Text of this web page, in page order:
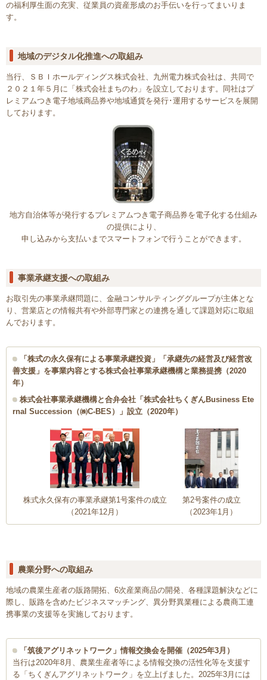
の福利厚生面の充実、従業員の資産形成のお手伝いを行ってまいりま
す。
地域のデジタル化推進への取組み
当行、ＳＢＩホールディングス株式会社、九州電力株式会社は、共同で
２０２１年５月に「株式会社まちのわ」を設立しております。同社はプ
レミアムつき電子地域商品券や地域通貨を発行･運用するサービスを展開
しております。
地方自治体等が発行するプレミアムつき電子商品券を電子化する仕組み
の提供により、
申し込みから支払いまでスマートフォンで行うことができます。
事業承継支援への取組み
お取引先の事業承継問題に、金融コンサルティンググループが主体とな
り、営業店との情報共有や外部専門家との連携を通して課題対応に取組
んでおります。
「株式の永久保有による事業承継投資」「承継先の経営及び経営改
善支援」を事業内容とする株式会社事業承継機構と業務提携（2020
年）
株式会社事業承継機構と合弁会社「株式会社ちくぎんBusiness Ete
rnal Succession（㈱C-BES）」設立（2020年）
株式永久保有の事業承継第1号案件の成立
（2021年12月）
第2号案件の成立
（2023年1月）
農業分野への取組み
地域の農業生産者の販路開拓、6次産業商品の開発、各種課題解決などに
際し、販路を含めたビジネスマッチング、異分野異業種による農商工連
携事業の支援等を実施しております。
「筑後アグリネットワーク」情報交換会を開催（2025年3月）
当行は2020年8月、農業生産者等による情報交換の活性化等を支援す
る「ちくぎんアグリネットワーク」を立上げました。2025年3月には